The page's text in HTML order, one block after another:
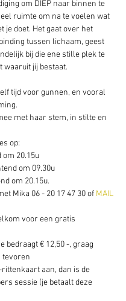
om DIEP naar binnen te
ruimte om na te voelen wat
je doet. Het gaat over het
tussen lichaam, geest
bij die ene stille plek te
waaruit jij bestaat.
tijd voor gunnen, en vooral
met haar stem, in stilte en
op:
om 20.15u
om 09.30u
om 20.15u.
Mika 06 - 20 17 47 30 of MAIL
voor een gratis
bedraagt € 12,50 -, graag
tevoren
rittenkaart aan, dan is de
sessie (je betaalt deze